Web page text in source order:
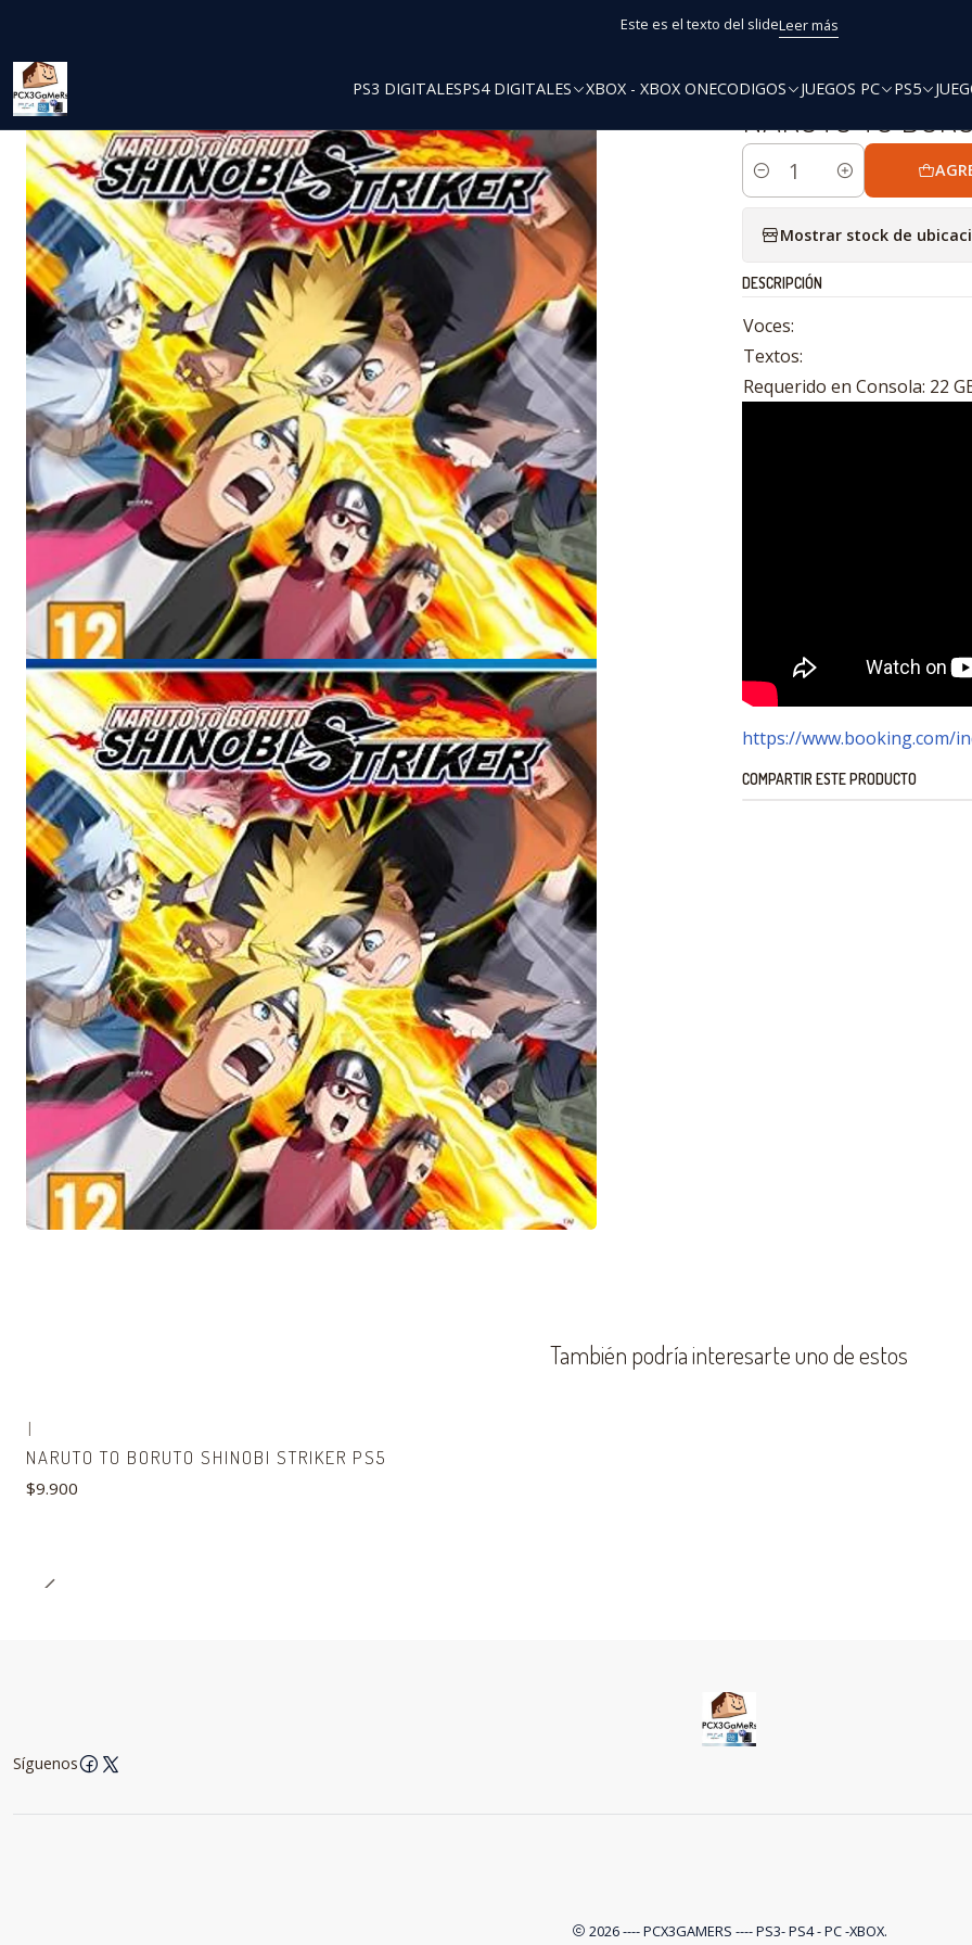
PS3 DIGITALESPS4 DIGITALES XBOX - XBOX ONECODIGOS JUEGOS PC PS5
Este es el texto del slideLeer más
Ofertas NARUTO TO BORUTO SHINOBI STRIKER PS4
|
NARUTO TO
Cantidad
Mostrar stock de
DESCRIPCIÓN
Voces:
Textos:
Requerido en Consola: 22
https://www.booking.com/
COMPARTIR ESTE PRODUCTO
También podría interesarte uno de estos
|
NARUTO TO BORUTO SHINOBI STRIKER PS5
$9.900
Síguenos
2026 ---- PCX3GAMERS ---- PS3- PS4 - PC -XBOX.